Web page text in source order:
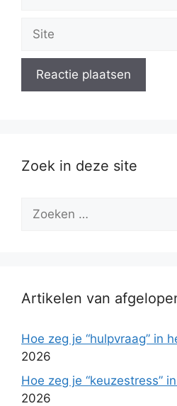
Site
Zoek in deze site
Zoek
Artikelen van
Hoe zeg je “hulpvraag” in
2026
Hoe zeg je “keuzestress”
2026